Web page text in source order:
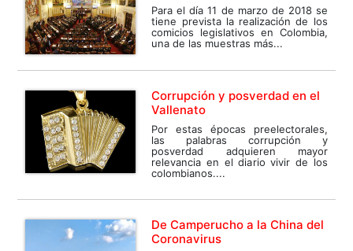
Para el día 11 de marzo de 2018 se
tiene prevista la realización de los
comicios legislativos en Colombia,
una de las muestras más...
Corrupción y posverdad en el
Vallenato
Por estas épocas preelectorales,
las palabras corrupción y
posverdad adquieren mayor
relevancia en el diario vivir de los
colombianos....
De Camperucho a la China del
Coronavirus